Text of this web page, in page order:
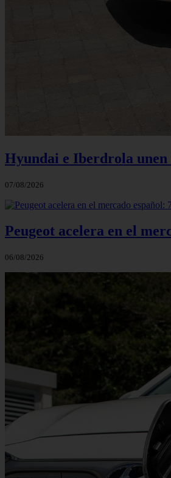
Hyundai e Iberdrola unen
07/08/2026
Peugeot acelera en el
06/08/2026